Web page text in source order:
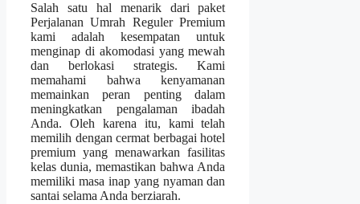
Salah satu hal menarik dari paket
Perjalanan Umrah Reguler Premium
kami adalah kesempatan untuk
menginap di akomodasi yang mewah
dan berlokasi strategis. Kami
memahami bahwa kenyamanan
memainkan peran penting dalam
meningkatkan pengalaman ibadah
Anda. Oleh karena itu, kami telah
memilih dengan cermat berbagai hotel
premium yang menawarkan fasilitas
kelas dunia, memastikan bahwa Anda
memiliki masa inap yang nyaman dan
santai selama Anda berziarah.